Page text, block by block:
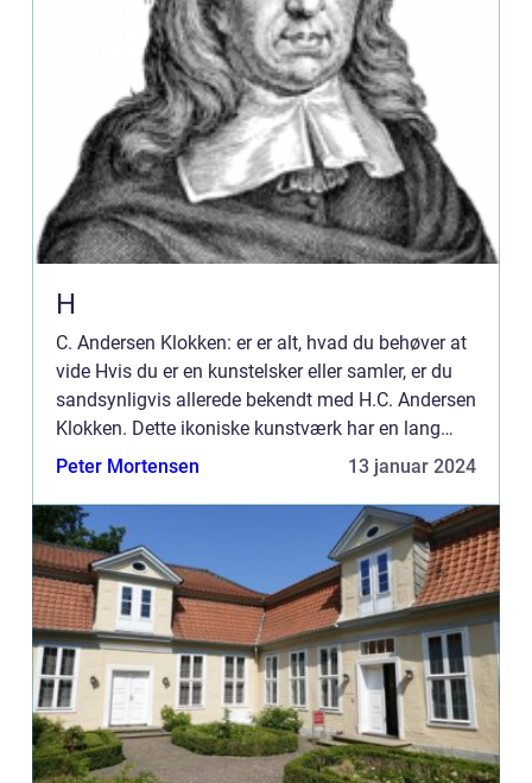
H
C. Andersen Klokken: er er alt, hvad du behøver at
vide Hvis du er en kunstelsker eller samler, er du
sandsynligvis allerede bekendt med H.C. Andersen
Klokken. Dette ikoniske kunstværk har en lang
historie og betydning inden for kunstverdenen. I
Peter Mortensen 13 januar 2024